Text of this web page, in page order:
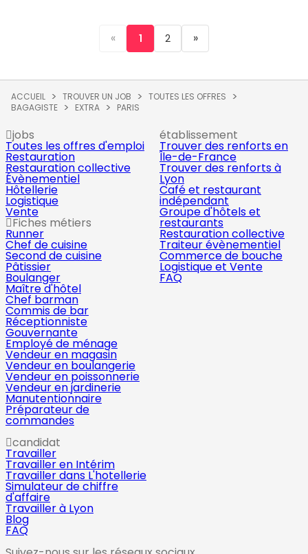
« 1 2 »
ACCUEIL TROUVER UN JOB
TOUTES LES OFFRES
BAGAGISTE
EXTRA PARIS
jobs
Toutes les offres d'emploi
Restauration
Restauration collective
Évènementiel
Hôtellerie
Logistique
Vente
Fiches métiers
Runner
Chef de cuisine
Second de cuisine
Pâtissier
Boulanger
Maître d'hôtel
Chef barman
Commis de bar
Réceptionniste
Gouvernante
Employé de ménage
Vendeur en magasin
Vendeur en boulangerie
Vendeur en poissonnerie
Vendeur en jardinerie
Manutentionnaire
Préparateur de
commandes
établissement
Trouver des renforts en
Île-de-France
Trouver des renforts à
Lyon
Café et restaurant
indépendant
Groupe d'hôtels et
restaurants
Restauration collective
Traiteur évènementiel
Commerce de bouche
Logistique et Vente
FAQ
candidat
Travailler
Travailler en Intérim
Travailler dans L'hotellerie
Simulateur de chiffre
d'affaire
Travailler à Lyon
Blog
FAQ